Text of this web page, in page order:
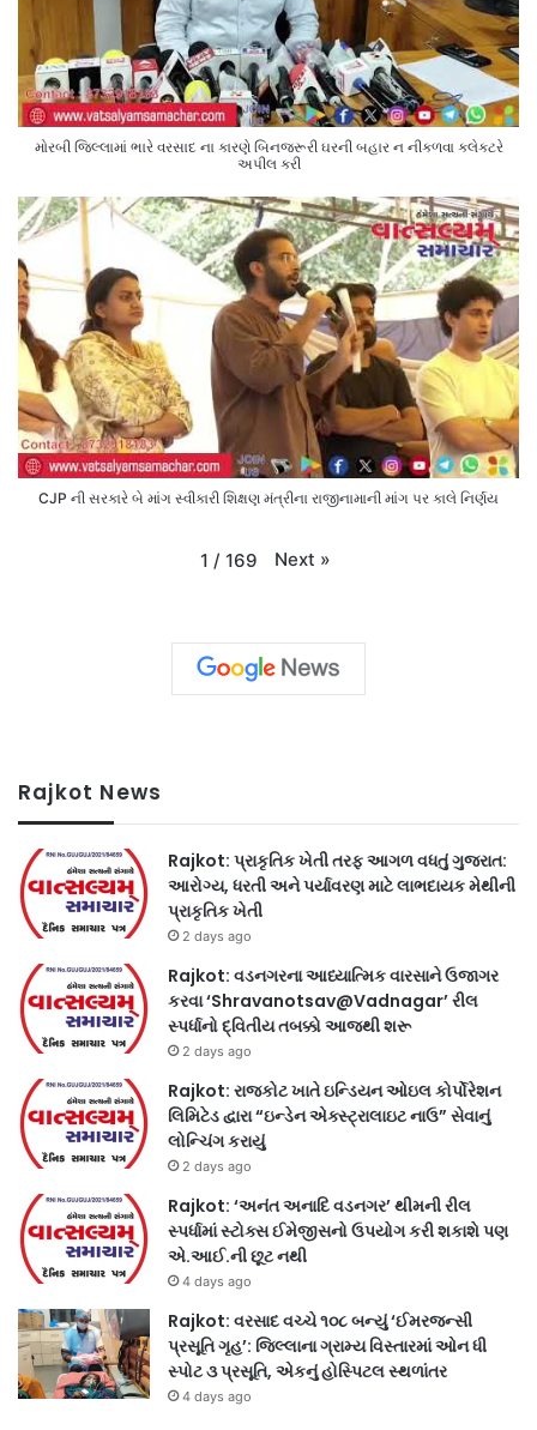
મોરબી જિલ્લામાં ભારે વરસાદ ના કારણે બિનજરૂરી ઘરની બહાર ન નીકળવા કલેક્ટરે
અપીલ કરી
CJP ની સરકારે બે માંગ સ્વીકારી શિક્ષણ મંત્રીના રાજીનામાની માંગ પર કાલે નિર્ણય
1 / 169 Next »
Rajkot News
Rajkot: પ્રાકૃતિક ખેતી તરફ આગળ વધતું ગુજરાત:
આરોગ્ય, ધરતી અને પર્યાવરણ માટે લાભદાયક મેથીની
પ્રાકૃતિક ખેતી
2 days ago
Rajkot: વડનગરના આધ્યાત્મિક વારસાને ઉજાગર
કરવા ‘Shravanotsav@Vadnagar’ રીલ
સ્પર્ધાનો દ્વિતીય તબક્કો આજથી શરૂ
2 days ago
Rajkot: રાજકોટ ખાતે ઇન્ડિયન ઓઇલ કોર્પોરેશન
લિમિટેડ દ્વારા “ઇન્ડેન એક્સ્ટ્રાલાઇટ નાઉ” સેવાનું
લોન્ચિંગ કરાયું
2 days ago
Rajkot: ‘અનંત અનાદિ વડનગર’ થીમની રીલ
સ્પર્ધામાં સ્ટોક્સ ઈમેજીસનો ઉપયોગ કરી શકાશે પણ
એ.આઈ.ની છૂટ નથી
4 days ago
Rajkot: વરસાદ વચ્ચે ૧૦૮ બન્યું ‘ઈમરજન્સી
પ્રસૂતિ ગૃહ’: જિલ્લાના ગ્રામ્ય વિસ્તારમાં ઓન ધી
સ્પોટ ૩ પ્રસૂતિ, એકનું હોસ્પિટલ સ્થળાંતર
4 days ago